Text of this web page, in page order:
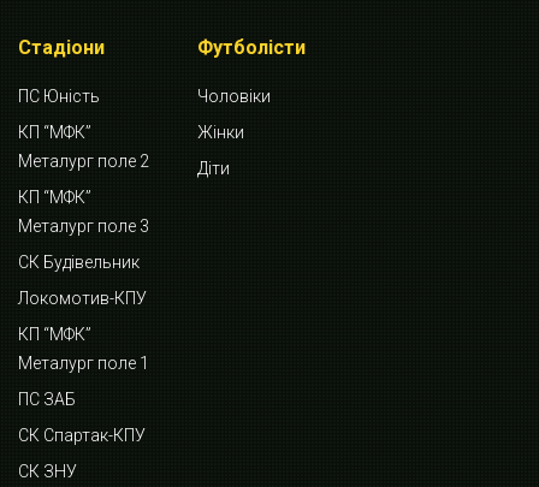
Стадіони
ПС Юність
КП “МФК”
Металург поле 2
КП “МФК”
Металург поле 3
СК Будівельник
Локомотив-КПУ
КП “МФК”
Металург поле 1
ПС ЗАБ
СК Спартак-КПУ
СК ЗНУ
Футболісти
Чоловіки
Жінки
Діти